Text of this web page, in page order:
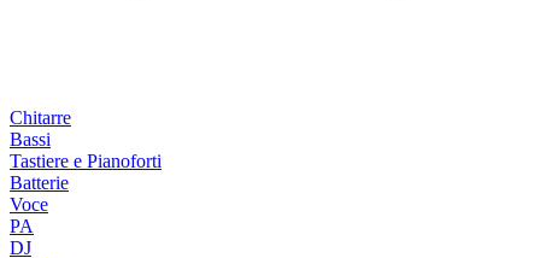
Chitarre
Bassi
Tastiere e Pianoforti
Batterie
Voce
PA
DJ